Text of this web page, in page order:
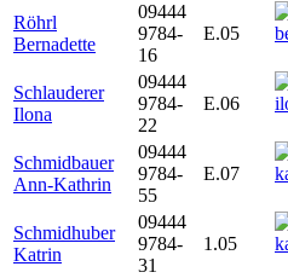
Röhrl
Bernadette
09444
9784-
16
E.05
Schlauderer
Ilona
09444
9784-
22
E.06
Schmidbauer
Ann-Kathrin
09444
9784-
55
E.07
Schmidhuber
Katrin
09444
9784-
31
1.05